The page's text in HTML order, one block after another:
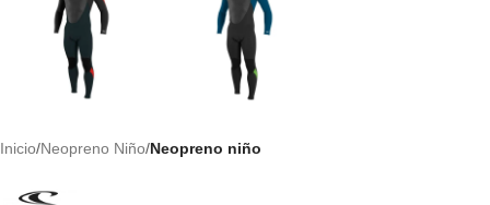
Inicio Neopreno Niño Neopreno niño